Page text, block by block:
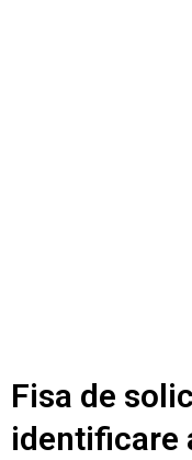
Fisa de
identificare